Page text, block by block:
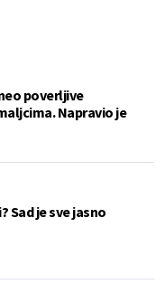
poverljive
Napravio je
Sad je sve jasno